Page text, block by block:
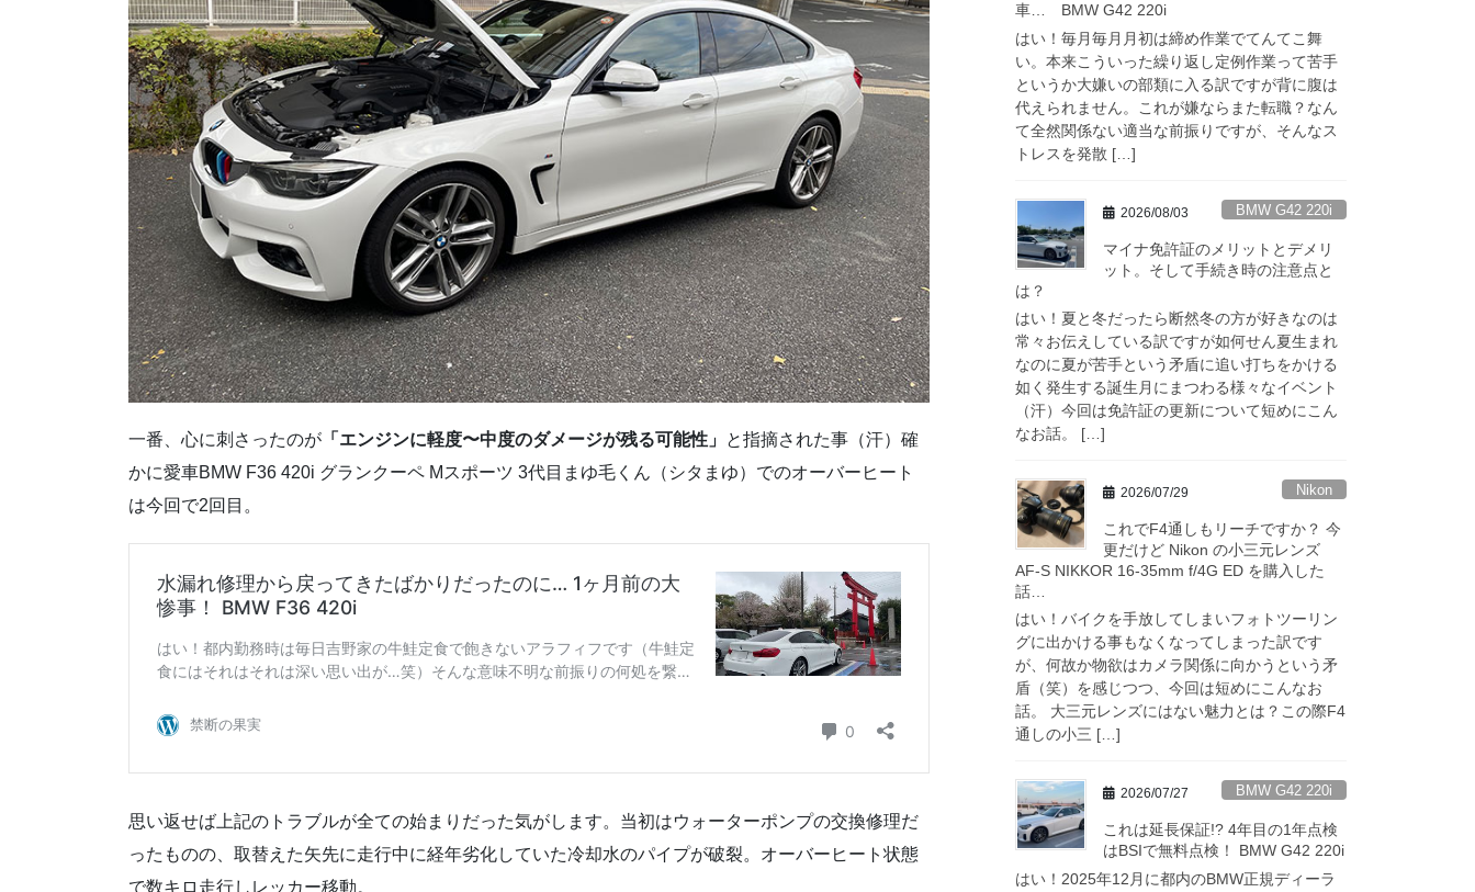
一番、心に刺さったのが 「 エンジンに軽度〜中度のダメージが残る可能性」 と指摘された事（汗）確
かに愛車BMW F36 420i グランクーペ Mスポーツ 3代目まゆ毛くん（シタまゆ）でのオーバーヒート
は今回で2回目。
思い返せば上記のトラブルが全ての始まりだった気がします。当初はウォーターポンプの交換修理だ
ったものの、取替えた矢先に走行中に経年劣化していた冷却水のパイプが破裂。オーバーヒート状態
で数キロ走行しレッカー移動。
車… BMW G42 220i
はい！毎月毎月月初は締め作業でてんてこ舞
い。本来こういった繰り返し定例作業って苦手
というか大嫌いの部類に入る訳ですが背に腹は
代えられません。これが嫌ならまた転職？なん
て全然関係ない適当な前振りですが、そんなス
トレスを発散 […]
2026/08/03 BMW G42 220i
マイナ免許証のメリットとデメリ
ット。そして手続き時の注意点と
は？
はい！夏と冬だったら断然冬の方が好きなのは
常々お伝えしている訳ですが如何せん夏生まれ
なのに夏が苦手という矛盾に追い打ちをかける
如く発生する誕生月にまつわる様々なイベント
（汗）今回は免許証の更新について短めにこん
なお話。 […]
2026/07/29 Nikon
これでF4通しもリーチですか？ 今
更だけど Nikon の小三元レンズ
AF-S NIKKOR 16-35mm f/4G ED を購入した
話…
はい！バイクを手放してしまいフォトツーリン
グに出かける事もなくなってしまった訳です
が、何故か物欲はカメラ関係に向かうという矛
盾（笑）を感じつつ、今回は短めにこんなお
話。 大三元レンズにはない魅力とは？この際F4
通しの小三 […]
2026/07/27 BMW G42 220i
これは延長保証!? 4年目の1年点検
はBSIで無料点検！ BMW G42 220i
はい！2025年12月に都内のBMW正規ディーラ